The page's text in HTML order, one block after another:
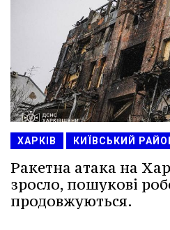
ХАРКІВ КИЇВСЬКИЙ
Ракетна атака на
зросло, пошукові
продовжуються.